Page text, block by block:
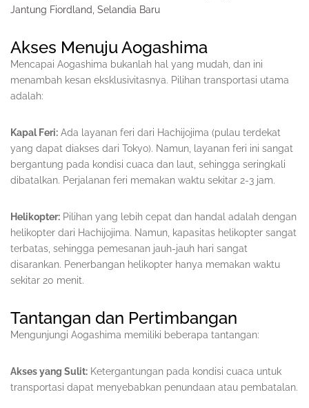
Jantung Fiordland, Selandia Baru
Akses Menuju Aogashima
Mencapai Aogashima bukanlah hal yang mudah, dan ini
menambah kesan eksklusivitasnya. Pilihan transportasi utama
adalah:
Kapal Feri: Ada layanan feri dari Hachijojima (pulau terdekat
yang dapat diakses dari Tokyo). Namun, layanan feri ini sangat
bergantung pada kondisi cuaca dan laut, sehingga seringkali
dibatalkan. Perjalanan feri memakan waktu sekitar 2-3 jam.
Helikopter: Pilihan yang lebih cepat dan handal adalah dengan
helikopter dari Hachijojima. Namun, kapasitas helikopter sangat
terbatas, sehingga pemesanan jauh-jauh hari sangat
disarankan. Penerbangan helikopter hanya memakan waktu
sekitar 20 menit.
Tantangan dan Pertimbangan
Mengunjungi Aogashima memiliki beberapa tantangan:
Akses yang Sulit: Ketergantungan pada kondisi cuaca untuk
transportasi dapat menyebabkan penundaan atau pembatalan.